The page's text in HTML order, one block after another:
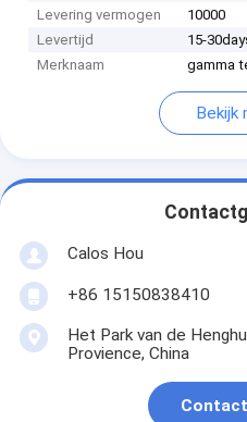
Levering vermogen
10000
Levertijd
15-
Merknaam
gamma
Bekijk
Calos Hou
+86 15150838410
Het Park van de
Provience, China